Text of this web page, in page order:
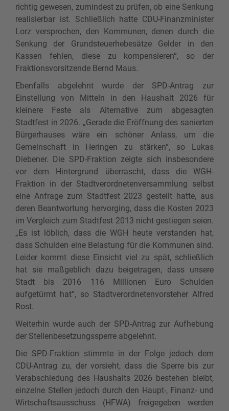
richtig gewesen, zumindest zu prüfen, ob eine Senkung
realisierbar ist. Schließlich hatte CDU-Finanzminister
Lorz versprochen, den Kommunen, denen durch die
Senkung der Grundsteuerhebesätze Gelder in den
Kassen fehlen, diese zu kompensieren“, so der
Fraktionsvorsitzende Bernd Maus.
Ebenfalls abgelehnt wurde der SPD-Antrag zur
Einstellung von Mitteln in den Haushalt 2026 für
kleinere Feste als Alternative zum abgesagten
Stadtfest in 2026. „Gerade die Eröffnung des sanierten
Bürgerhauses wäre ein schöner Anlass, um die
Gemeinschaft in Heringen zu stärken“, so Lukas
Diebener. Die SPD-Fraktion zeigte sich insbesondere
vor dem Hintergrund überrascht, dass die WGH-
Fraktion in der Stadtverordnetenversammlung selbst
eine Anfrage zum Stadtfest 2023 gestellt hatte, aus
deren Beantwortung hervorging, dass die Kosten 2023
im Vergleich zum Stadtfest 2013 nicht gestiegen seien.
„Es ist löblich, dass die WGH heute verstanden hat,
dass Schulden eine Belastung für die Kommunen sind.
Leider kommt diese Einsicht viel zu spät, schließlich
hat sie maßgeblich dazu beigetragen, dass unsere
Stadt bis 2016 116 Millionen Euro Schulden
aufgetürmt hat“, so Stadtverordnetenvorsteher Alfred
Rost.
Weiterhin wurde auch der SPD-Antrag zur Aufhebung
der Stellenbesetzungssperre abgelehnt.
Die SPD-Fraktion stimmte in der Folge jedoch dem
CDU-Antrag zu, der vorsieht, dass die Sperre bis zur
Verabschiedung des Haushalts 2026 bestehen bleibt,
einzelne Stellen jedoch durch den Haupt-, Finanz- und
Wirtschaftsausschuss (HFWA) freigegeben werden